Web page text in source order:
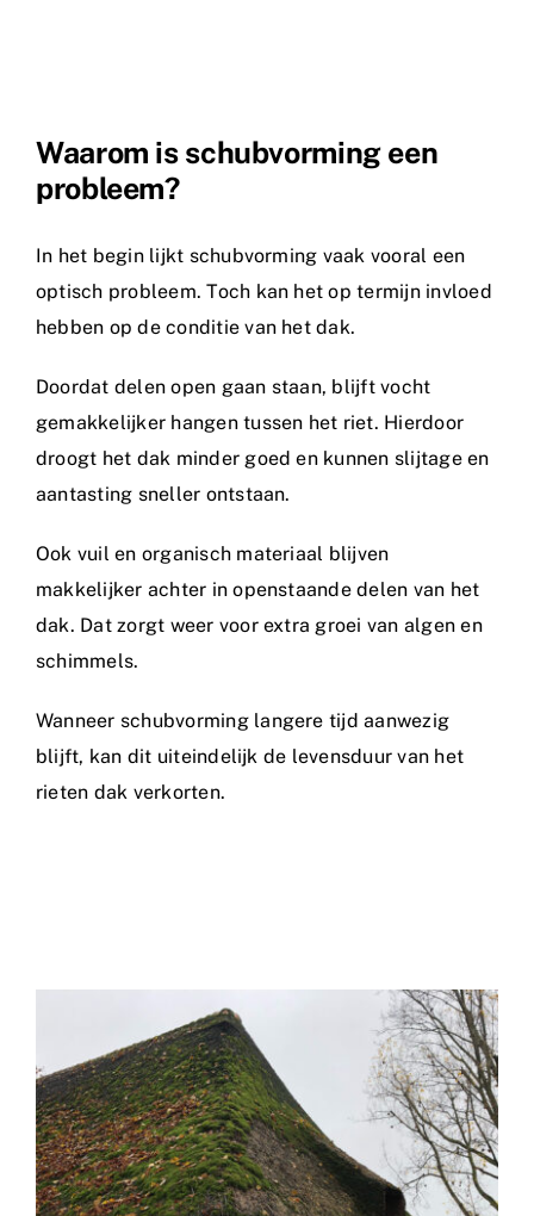
Waarom is schubvorming een
probleem?
In het begin lijkt schubvorming vaak vooral een
optisch probleem. Toch kan het op termijn invloed
hebben op de conditie van het dak.
Doordat delen open gaan staan, blijft vocht
gemakkelijker hangen tussen het riet. Hierdoor
droogt het dak minder goed en kunnen slijtage en
aantasting sneller ontstaan.
Ook vuil en organisch materiaal blijven
makkelijker achter in openstaande delen van het
dak. Dat zorgt weer voor extra groei van algen en
schimmels.
Wanneer schubvorming langere tijd aanwezig
blijft, kan dit uiteindelijk de levensduur van het
rieten dak verkorten.